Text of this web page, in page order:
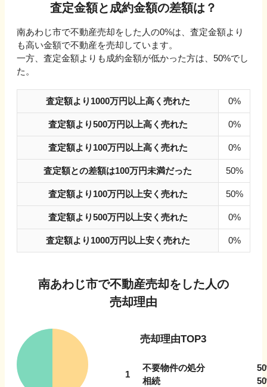
査定金額と成約金額の差額は？
南あわじ市で不動産売却をした人の0%は、査定金額より
も高い金額で不動産を売却しています。
一方、査定金額よりも成約金額が低かった方は、 50%でし
た。
査定額より1000万円以上高く売れた 0%
査定額より500万円以上高く売れた 0%
査定額より100万円以上高く売れた 0%
査定額との差額は100万円未満だった 50%
査定額より100万円以上安く売れた 50%
査定額より500万円以上安く売れた 0%
査定額より1000万円以上安く売れた 0%
南あわじ市で不動産売却をした人の
売却理由
売却理由TOP3
1
不要物件の処分 50
相続
50